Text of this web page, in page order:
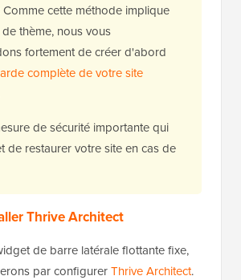
Comme cette méthode implique
thème, nous vous
fortement de créer d'abord
complète de votre site
de sécurité importante qui
de restaurer votre site en cas de
Thrive Architect
de barre latérale flottante fixe,
par configurerThrive Architect.